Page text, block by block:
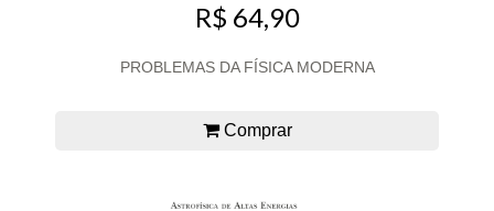
R$ 64,90
PROBLEMAS DA FÍSICA MODERNA
Comprar